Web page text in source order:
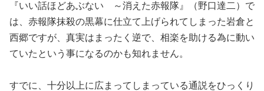
『いい話ほどあぶない ～消えた赤報隊』（野口達二）で
は、赤報隊抹殺の黒幕に仕立て上げられてしまった岩倉と
西郷ですが、真実はまったく逆で、相楽を助ける為に動い
ていたという事になるのかも知れません。
すでに、十分以上に広まってしまっている通説をひっくり